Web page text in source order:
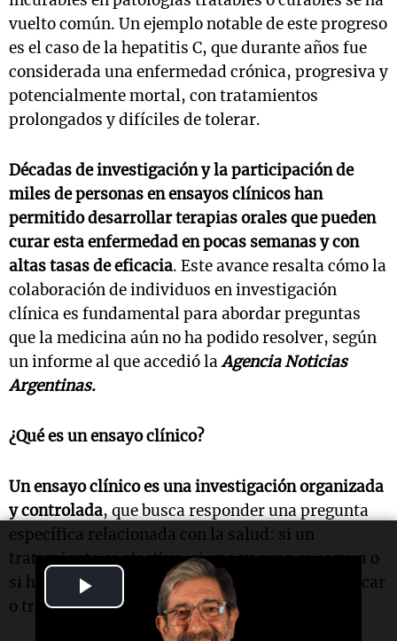
Video
vuelto común. Un ejemplo notable de este progreso
es el caso de la hepatitis C, que durante años fue
considerada una enfermedad crónica, progresiva y
potencialmente mortal, con tratamientos
prolongados y difíciles de tolerar.
Décadas de investigación y la participación de
miles de personas en ensayos clínicos han
permitido desarrollar terapias orales que pueden
curar esta enfermedad en pocas semanas y con
altas tasas de eficacia. Este avance resalta cómo la
colaboración de individuos en investigación
clínica es fundamental para abordar preguntas
que la medicina aún no ha podido resolver, según
un informe al que accedió laAgencia Noticias
Argentinas.
¿Qué es un ensayo clínico?
Un ensayo clínico es una investigación organizada
y controlada, que busca responder una pregunta
específica relacionada con la salud: si un
tratamiento es efectivo, si una vacuna es segura o
si hay una mejor manera de prevenir, diagnosticar
o tratar una enfermedad.